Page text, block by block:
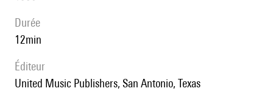
durée
12min
éditeur
United Music Publishers, San Antonio, Texas